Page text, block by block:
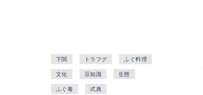
下関 トラフグ ふぐ料理
文化 豆知識 生態
ふぐ毒 式典